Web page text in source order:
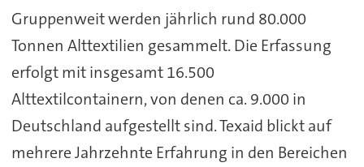
Gruppenweit werden jährlich rund 80.000
Tonnen Alttextilien gesammelt. Die Erfassung
erfolgt mit insgesamt 16.500
Alttextilcontainern, von denen ca. 9.000 in
Deutschland aufgestellt sind. Texaid blickt auf
mehrere Jahrzehnte Erfahrung in den Bereichen